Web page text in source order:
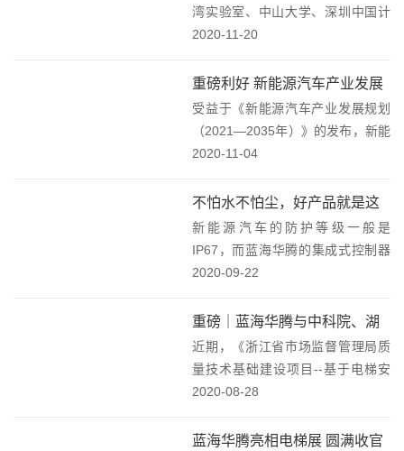
湾实验室、中山大学、深圳中国计
量科学研究院技术创新研究院等17
机构组成的光明区科技展团参加“高
交会”，展示光明区打造世界一流科
学城的建设成效...
2020-11-20
重磅利好 新能源汽车产业发展
未来可期
受益于《新能源汽车产业发展规划
（2021—2035年）》的发布，新能
源汽车产业发展带来新的发展机
获得更加广阔的市场空间，迎来更
大的发展机遇。国务院办公厅日前
印发《新能源汽...
2020-11-04
不怕水不怕尘，好产品就是这
么“任性”！
新能源汽车的防护等级一般是
IP67，而蓝海华腾的集成式控制器
已经达到了IP68，也就说是一种“无
呢？近日，又一款全新的蓝海华腾
电动汽车电机控制器诞生了。参照
国内某知名...
2020-09-22
重磅｜蓝海华腾与中科院、湖
州市特种设备检测研究院的签
约引行业关注
近期，《浙江省市场监督管理局质
量技术基础建设项目--基于电梯安
全一体化管理与应用技术的研究》
特种设备检测研究院中科卫星应用
2020-08-28
蓝海华腾亮相电梯展 圆满收官